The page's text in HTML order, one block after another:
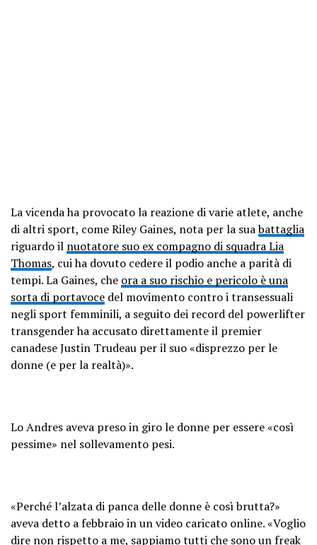
La vicenda ha provocato la reazione di varie atlete, anche
di altri sport, come Riley Gaines, nota per la suabattaglia
riguardo il nuotatore suo ex compagno di squadra Lia
Thomas, cui ha dovuto cedere il podio anche a parità di
tempi. La Gaines, che ora a suo rischio e pericolo è una
sorta di portavoce del movimento contro i transessuali
negli sport femminili, a seguito dei record del powerlifter
transgender ha accusato direttamente il premier
canadese Justin Trudeau per il suo «disprezzo per le
donne (e per la realtà)».
Lo Andres aveva preso in giro le donne per essere «così
pessime» nel sollevamento pesi.
«Perché l’alzata di panca delle donne è così brutta?»
aveva detto a febbraio in un video caricato online. «Voglio
dire non rispetto a me, sappiamo tutti che sono un freak